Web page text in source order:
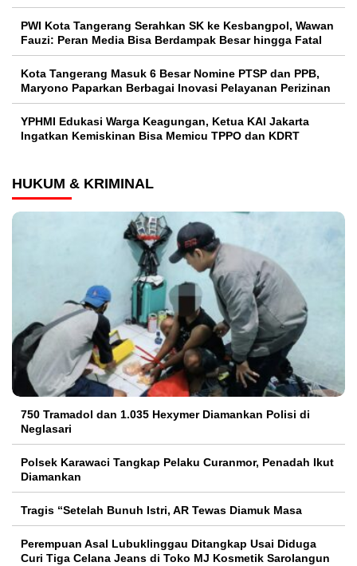
PWI Kota Tangerang Serahkan SK ke Kesbangpol, Wawan
Fauzi: Peran Media Bisa Berdampak Besar hingga Fatal
Kota Tangerang Masuk 6 Besar Nomine PTSP dan PPB,
Maryono Paparkan Berbagai Inovasi Pelayanan Perizinan
YPHMI Edukasi Warga Keagungan, Ketua KAI Jakarta
Ingatkan Kemiskinan Bisa Memicu TPPO dan KDRT
HUKUM & KRIMINAL
750 Tramadol dan 1.035 Hexymer Diamankan Polisi di
Neglasari
Polsek Karawaci Tangkap Pelaku Curanmor, Penadah Ikut
Diamankan
Tragis “Setelah Bunuh Istri, AR Tewas Diamuk Masa
Perempuan Asal Lubuklinggau Ditangkap Usai Diduga
Curi Tiga Celana Jeans di Toko MJ Kosmetik Sarolangun